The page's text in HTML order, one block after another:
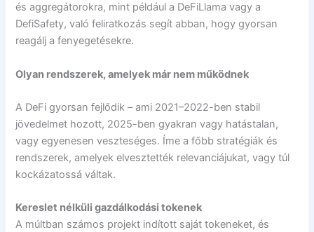
és aggregátorokra, mint például a DeFiLlama vagy a
DefiSafety, való feliratkozás segít abban, hogy gyorsan
reagálj a fenyegetésekre.
Olyan rendszerek, amelyek már nem működnek
A DeFi gyorsan fejlődik – ami 2021–2022-ben stabil
jövedelmet hozott, 2025-ben gyakran vagy hatástalan,
vagy egyenesen veszteséges. Íme a főbb stratégiák és
rendszerek, amelyek elvesztették relevanciájukat, vagy túl
kockázatossá váltak.
Kereslet nélküli gazdálkodási tokenek
A múltban számos projekt indított saját tokeneket, és